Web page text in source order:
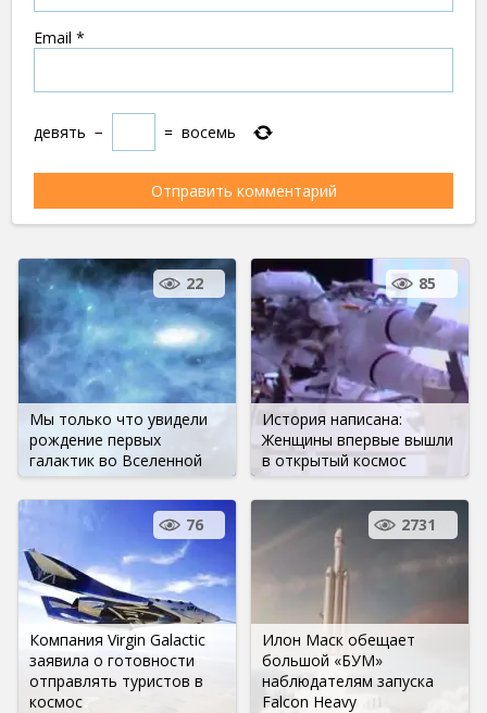
Email *
девять − = восемь
Мы только что увидели
рождение первых
галактик во Вселенной
22
История написана:
Женщины впервые вышли
в открытый космос
85
Компания Virgin Galactic
заявила о готовности
отправлять туристов в
космос
76
Илон Маск обещает
большой «БУМ»
наблюдателям запуска
Falcon Heavy
2731